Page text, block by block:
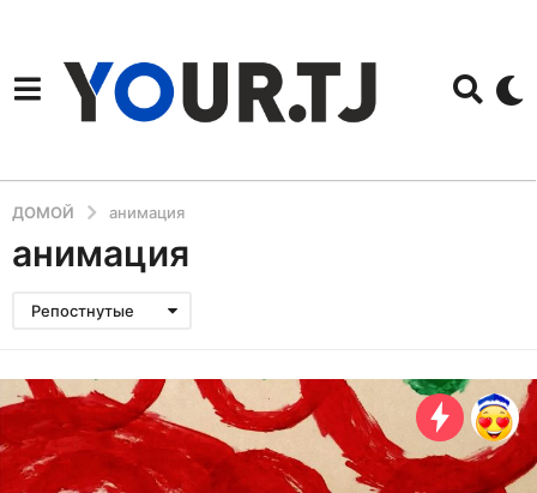
ДОМОЙ анимация
анимация
Репостнутые